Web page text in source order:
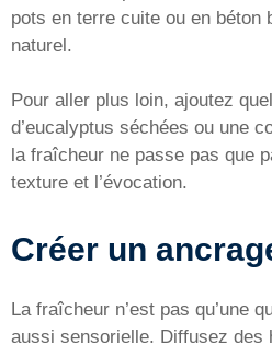
pots en terre cuite ou en béton
naturel.
Pour aller plus loin, ajoutez
d’eucalyptus séchées ou une
la fraîcheur ne passe pas que
texture et l’évocation.
Créer un
La fraîcheur n’est pas qu’une
aussi sensorielle. Diffusez des